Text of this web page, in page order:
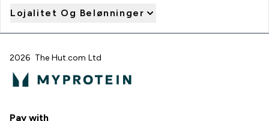
Lojalitet Og Belønninger
2026 The Hut.com Ltd
Pay with